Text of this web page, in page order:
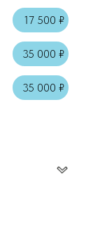
17 500 ₽
35 000 ₽
35 000 ₽